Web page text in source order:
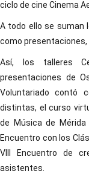
ciclo de cine Cinema
A todo ello se suman
como
Así, los talleres
presentaciones de
Voluntariado contó
distintas, el curso
de Música de
Encuentro con los
VIII Encuentro de
asistentes.